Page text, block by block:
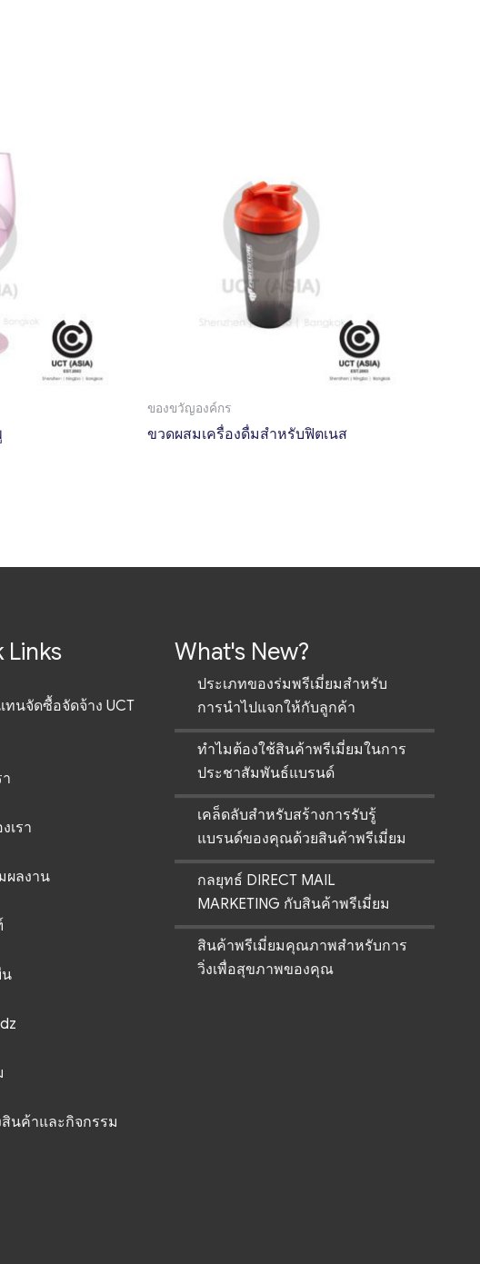
ของขวัญองค์กร
ขวดผสมเครื่องดื่มสำหรับฟิตเนส
Links
นจัดซื้อจัดจ้าง UCT
เรา
ผลงาน
น
นค้าและกิจกรรม
What's New?
ประเภทของร่มพรีเมี่ยมสำหรับ
การนำไปแจกให้กับลูกค้า
ทำไมต้องใช้สินค้าพรีเมี่ยมในการ
ประชาสัมพันธ์แบรนด์
เคล็ดลับสำหรับสร้างการรับรู้
แบรนด์ของคุณด้วยสินค้าพรีเมี่ยม
กลยุทธ์ DIRECT MAIL
MARKETING กับสินค้าพรีเมี่ยม
สินค้าพรีเมี่ยมคุณภาพสำหรับการ
วิ่งเพื่อสุขภาพของคุณ